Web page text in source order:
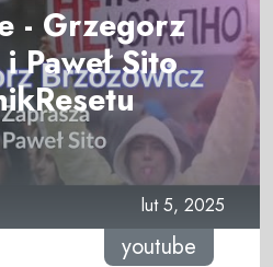
- Grzegorz
Paweł Sito
lut 5, 2025
youtube